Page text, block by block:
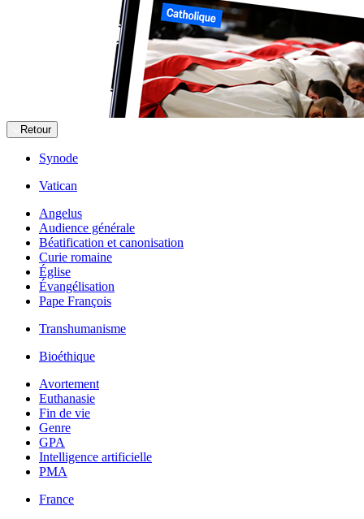
Retour
Synode
Vatican
Angelus
Audience générale
Béatification et canonisation
Curie romaine
Église
Évangélisation
Pape François
Transhumanisme
Bioéthique
Avortement
Euthanasie
Fin de vie
Genre
GPA
Intelligence artificielle
PMA
France